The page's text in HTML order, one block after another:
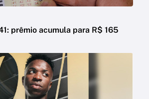
prêmio acumula para R$ 165